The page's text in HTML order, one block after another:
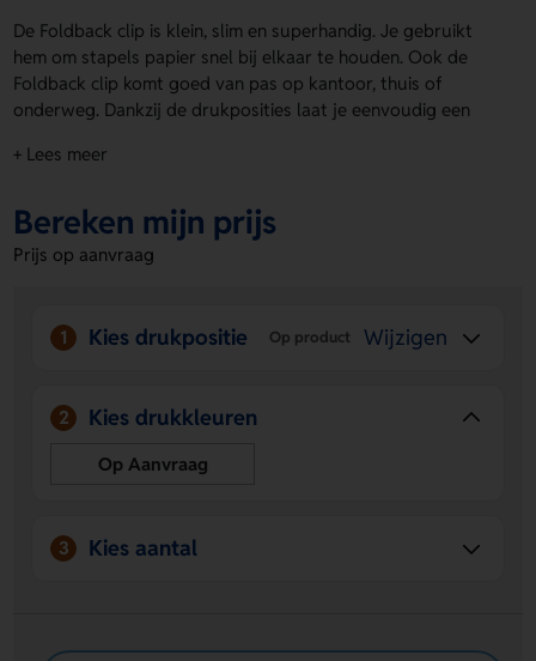
De Foldback clip is klein, slim en superhandig. Je gebruikt
hem om stapels papier snel bij elkaar te houden. Ook de
Foldback clip komt goed van pas op kantoor, thuis of
onderweg. Dankzij de drukposities laat je eenvoudig een
een praktisch item iets persoonlijks. Kies voor een
prijs op.
Voordelen van de Foldback clip
en documenten netjes bij elkaar.
Ruimte voor personalisatie
- Laat een logo, naam of
Compact en praktisch
makkelijk mee te nemen.
+ Lees meer
Bereken mijn prijs
Prijs op aanvraag
1 Kies drukpositie Op product Wijzigen
2 Kies drukkleuren
Op Aanvraag
3 Kies aantal